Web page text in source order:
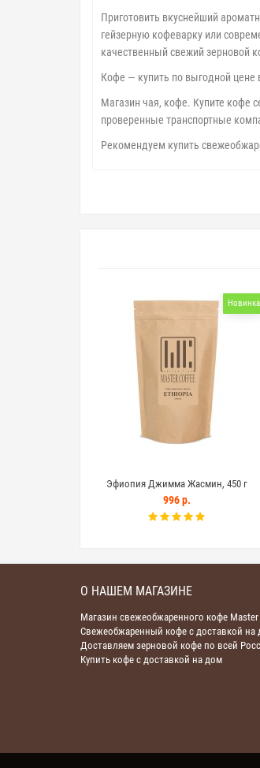
Приготовить вкуснейший
гейзерную кофеварку или
качественный свежий зерновой
Кофе — купить по выгодной цене
Магазин чая, кофе. Купите кофе
проверенные транспортные
Рекомендуем купить
Новинка
Эфиопия Джимма Жасмин, 450 г
996 р.
О НАШЕМ МАГАЗИНЕ
Магазин свежеобжаренного кофе
Свежеобжаренный кофе с доставкой на
Доставляем зерновой кофе по всей
Купить кофе с доставкой на дом